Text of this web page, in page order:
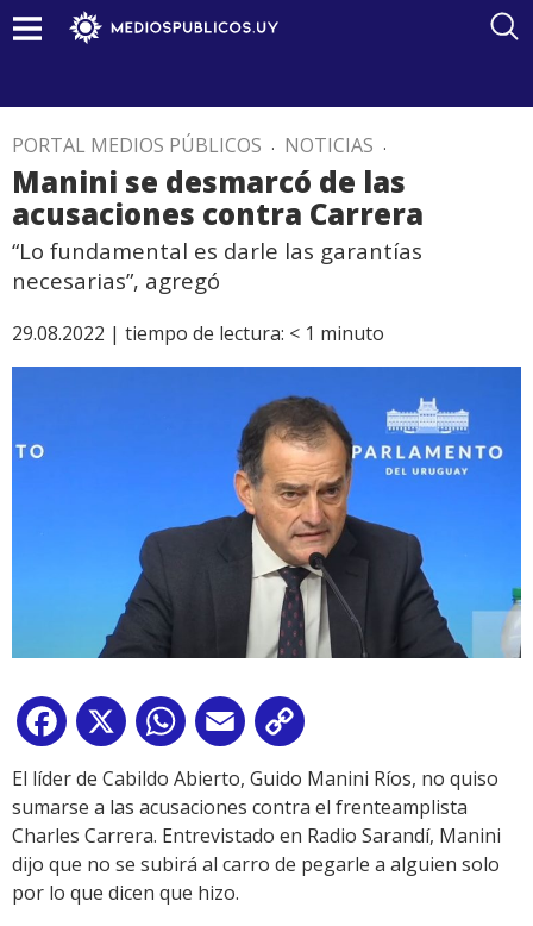
PORTAL MEDIOS PÚBLICOS . NOTICIAS .
Manini se desmarcó de las
acusaciones contra Carrera
“Lo fundamental es darle las garantías
necesarias”, agregó
29.08.2022 | tiempo de lectura: < 1 minuto
Facebook
X WhatsApp
Email
Link
El líder de Cabildo Abierto, Guido Manini Ríos, no quiso
sumarse a las acusaciones contra el frenteamplista
Charles Carrera. Entrevistado en Radio Sarandí, Manini
dijo que no se subirá al carro de pegarle a alguien solo
por lo que dicen que hizo.